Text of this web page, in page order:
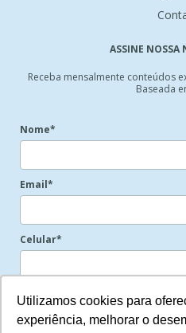
Utilizamos cookies para
experiência, melhorar o
Utilizamos cookies para
experiência, melhorar o
ASSINE NOSSA
Receba mensalmente conteúdos
Baseada
Nome*
Email*
Celular*
Eu concordo em receber
Ao informar meus dados, eu